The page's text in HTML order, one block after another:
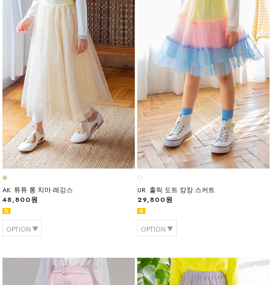
AK. 튜튜 롱 치마 레깅스
48,800원
OPTION
UR. 홀릭 도트 캉캉 스커트
29,800원
OPTION